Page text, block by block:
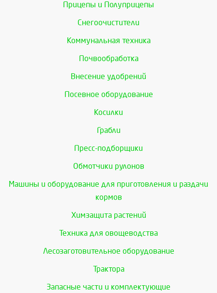
Прицепы и Полуприцепы
Снегоочистители
Коммунальная техника
Почвообработка
Внесение удобрений
Посевное оборудование
Косилки
Грабли
Пресс-подборщики
Обмотчики рулонов
Машины и оборудование для приготовления и раздачи
кормов
Химзащита растений
Техника для овощеводства
Лесозаготовительное оборудование
Трактора
Запасные части и комплектующие